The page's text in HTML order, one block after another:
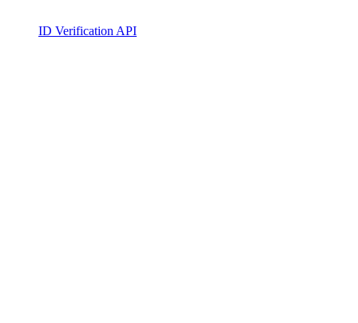
ID Verification API